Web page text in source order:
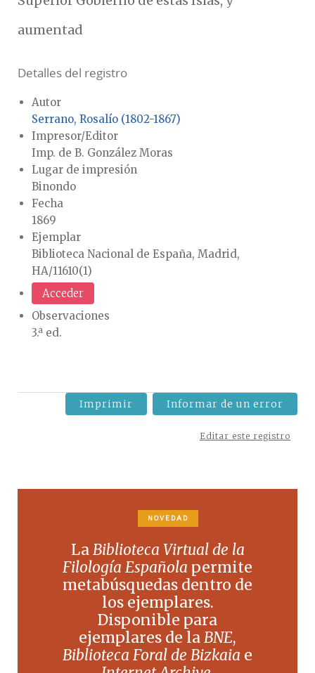
aumentad
Detalles del registro
Autor
Serrano, Rosalío (1802-1867)
Impresor/Editor
Imp. de B. González Moras
Lugar de impresión
Binondo
Fecha
1869
Ejemplar
Biblioteca Nacional de España, Madrid,
HA/11610(1)
Acceder
Observaciones
3.ª ed.
Imprimir Informar de un error
Editar este registro
NOVEDAD
LaBiblioteca Virtual de la
Filología Española permite
metabúsquedas dentro de
los ejemplares.
Disponible para
ejemplares de laBNE,
Biblioteca Foral de Bizkaia e